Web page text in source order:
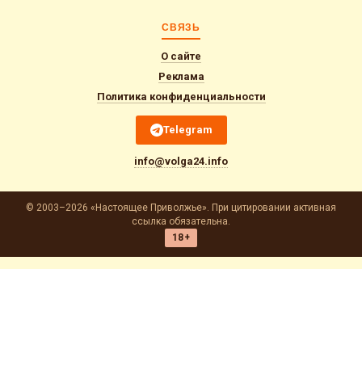
СВЯЗЬ
О сайте
Реклама
Политика конфиденциальности
Telegram
info@volga24.info
© 2003–2026 «Настоящее Приволжье». При цитировании активная
ссылка обязательна.
18+